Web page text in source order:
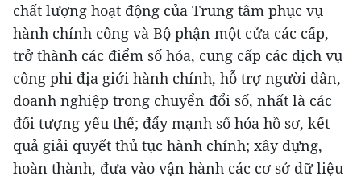
chất lượng hoạt động của Trung tâm phục vụ
hành chính công và Bộ phận một cửa các cấp,
trở thành các điểm số hóa, cung cấp các dịch vụ
công phi địa giới hành chính, hỗ trợ người dân,
doanh nghiệp trong chuyển đổi số, nhất là các
đối tượng yếu thế; đẩy mạnh số hóa hồ sơ, kết
quả giải quyết thủ tục hành chính; xây dựng,
hoàn thành, đưa vào vận hành các cơ sở dữ liệu